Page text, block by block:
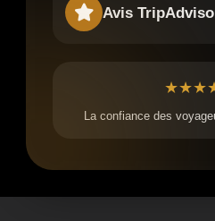
Avis
La confiance des